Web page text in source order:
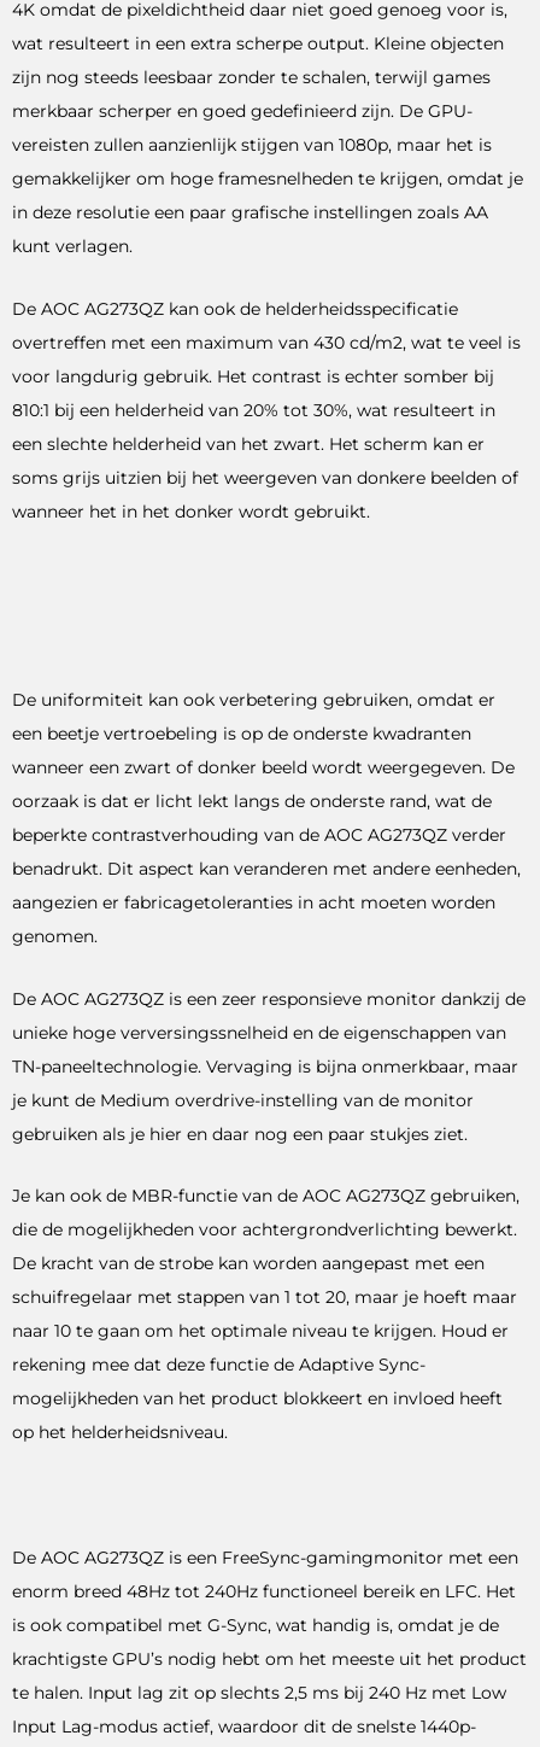
4K omdat de pixeldichtheid daar niet goed genoeg voor is,
wat resulteert in een extra scherpe output. Kleine objecten
zijn nog steeds leesbaar zonder te schalen, terwijl games
merkbaar scherper en goed gedefinieerd zijn. De GPU-
vereisten zullen aanzienlijk stijgen van 1080p, maar het is
gemakkelijker om hoge framesnelheden te krijgen, omdat je
in deze resolutie een paar grafische instellingen zoals AA
kunt verlagen.
De AOC AG273QZ kan ook de helderheidsspecificatie
overtreffen met een maximum van 430 cd/m2, wat te veel is
voor langdurig gebruik. Het contrast is echter somber bij
810:1 bij een helderheid van 20% tot 30%, wat resulteert in
een slechte helderheid van het zwart. Het scherm kan er
soms grijs uitzien bij het weergeven van donkere beelden of
wanneer het in het donker wordt gebruikt.
De uniformiteit kan ook verbetering gebruiken, omdat er
een beetje vertroebeling is op de onderste kwadranten
wanneer een zwart of donker beeld wordt weergegeven. De
oorzaak is dat er licht lekt langs de onderste rand, wat de
beperkte contrastverhouding van de AOC AG273QZ verder
benadrukt. Dit aspect kan veranderen met andere eenheden,
aangezien er fabricagetoleranties in acht moeten worden
genomen.
De AOC AG273QZ is een zeer responsieve monitor dankzij de
unieke hoge verversingssnelheid en de eigenschappen van
TN-paneeltechnologie. Vervaging is bijna onmerkbaar, maar
je kunt de Medium overdrive-instelling van de monitor
gebruiken als je hier en daar nog een paar stukjes ziet.
Je kan ook de MBR-functie van de AOC AG273QZ gebruiken,
die de mogelijkheden voor achtergrondverlichting bewerkt.
De kracht van de strobe kan worden aangepast met een
schuifregelaar met stappen van 1 tot 20, maar je hoeft maar
naar 10 te gaan om het optimale niveau te krijgen. Houd er
rekening mee dat deze functie de Adaptive Sync-
mogelijkheden van het product blokkeert en invloed heeft
op het helderheidsniveau.
De AOC AG273QZ is een FreeSync-gamingmonitor met een
enorm breed 48Hz tot 240Hz functioneel bereik en LFC. Het
is ook compatibel met G-Sync, wat handig is, omdat je de
krachtigste GPU’s nodig hebt om het meeste uit het product
te halen. Input lag zit op slechts 2,5 ms bij 240 Hz met Low
Input Lag-modus actief, waardoor dit de snelste 1440p-